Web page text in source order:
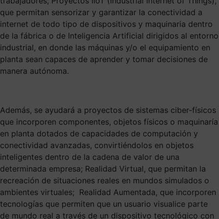
que permitan sensorizar y garantizar la conectividad a
internet de todo tipo de dispositivos y maquinaria dentro
de la fábrica o de Inteligencia Artificial dirigidos al entorno
industrial, en donde las máquinas y/o el equipamiento en
planta sean capaces de aprender y tomar decisiones de
manera autónoma.
Además, se ayudará a proyectos de sistemas ciber-físicos
que incorporen componentes, objetos físicos o maquinaría
en planta dotados de capacidades de computación y
conectividad avanzadas, convirtiéndolos en objetos
inteligentes dentro de la cadena de valor de una
determinada empresa; Realidad Virtual, que permitan la
recreación de situaciones reales en mundos simulados o
ambientes virtuales; Realidad Aumentada, que incorporen
tecnologías que permiten que un usuario visualice parte
de mundo real a través de un dispositivo tecnológico con